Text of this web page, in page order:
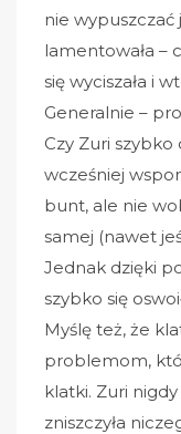
nie
lamentowała –
się wyciszała i
Generalnie –
Czy Zuri szybko
wcześniej
bunt, ale nie
samej (nawet
Jednak dzięki
szybko się
Myślę też, że
problemom,
klatki. Zuri
zniszczyła